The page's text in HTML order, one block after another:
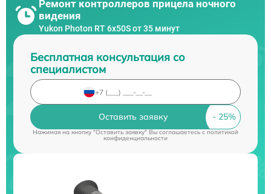
Ремонт контроллеров прицела ночного
видения
Yukon Photon RT 6х50S от 35 минут
Бесплатная консультация со
специалистом
Оставить заявку
Нажимая на кнопку "Оставить заявку" Вы соглашаетесь cполитикой
конфиденциальности